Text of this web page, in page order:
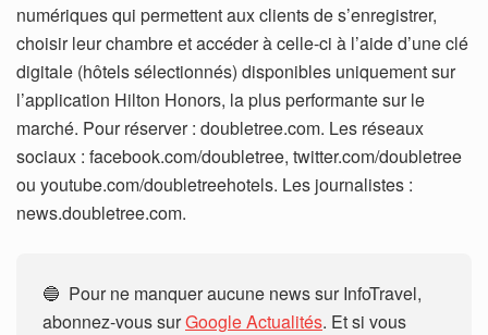
numériques qui permettent aux clients de s’enregistrer,
choisir leur chambre et accéder à celle-ci à l’aide d’une clé
digitale (hôtels sélectionnés) disponibles uniquement sur
l’application Hilton Honors, la plus performante sur le
marché. Pour réserver : doubletree.com. Les réseaux
sociaux : facebook.com/doubletree, twitter.com/doubletree
ou youtube.com/doubletreehotels. Les journalistes :
news.doubletree.com.
🔵 Pour ne manquer aucune news sur InfoTravel,
abonnez-vous surGoogle Actualités. Et si vous